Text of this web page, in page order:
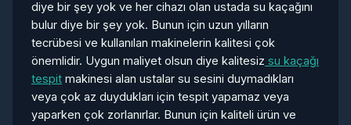
diye bir şey yok ve her cihazı olan ustada su kaçağını
bulur diye bir şey yok. Bunun için uzun yılların
tecrübesi ve kullanılan makinelerin kalitesi çok
önemlidir. Uygun maliyet olsun diye kalitesiz su kaçağı
tespitmakinesi alan ustalar su sesini duymadıkları
veya çok az duydukları için tespit yapamaz veya
yaparken çok zorlanırlar. Bunun için kaliteli ürün ve